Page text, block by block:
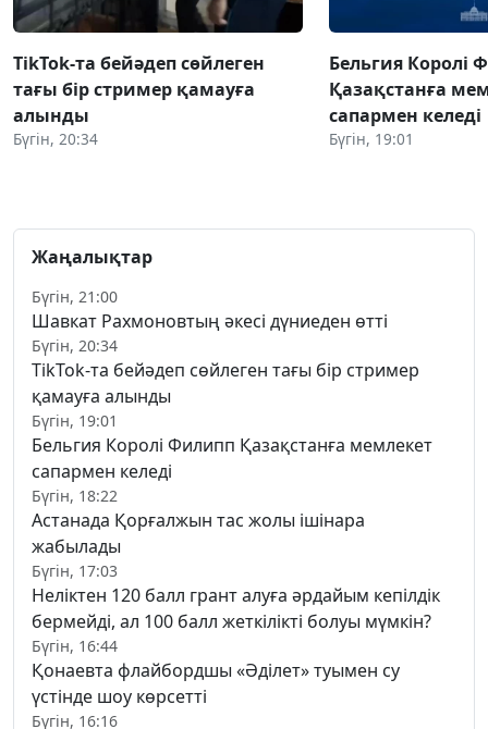
TikTok-та бейәдеп сөйлеген
тағы бір стример қамауға
алынды
Бүгін, 20:34
Бельгия Королі
Қазақстанға
сапармен келеді
Бүгін, 19:01
Жаңалықтар
Бүгін, 21:00
Шавкат Рахмоновтың әкесі дүниеден өтті
Бүгін, 20:34
TikTok-та бейәдеп сөйлеген тағы бір стример
қамауға алынды
Бүгін, 19:01
Бельгия Королі Филипп Қазақстанға мемлекет
сапармен келеді
Бүгін, 18:22
Астанада Қорғалжын тас жолы ішінара
жабылады
Бүгін, 17:03
Неліктен 120 балл грант алуға әрдайым кепілдік
бермейді, ал 100 балл жеткілікті болуы мүмкін?
Бүгін, 16:44
Қонаевта флайбордшы «Әділет» туымен су
үстінде шоу көрсетті
Бүгін, 16:16